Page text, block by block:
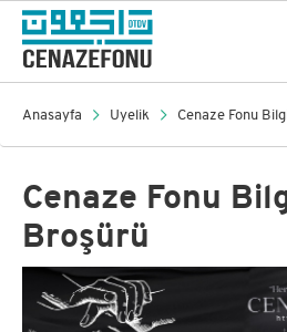
Anasayfa Üyelik Cenaze Fonu
Cenaze Fonu
Broşürü